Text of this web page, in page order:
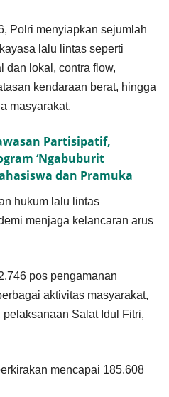
Polri menyiapkan sejumlah
lalu lintas seperti
dan lokal, contra flow,
kendaraan berat, hingga
masyarakat.
Partisipatif,
‘Ngabuburit
dan Pramuka
hukum lalu lintas
menjaga kelancaran arus
pos pengamanan
aktivitas masyarakat,
Salat Idul Fitri,
mencapai 185.608